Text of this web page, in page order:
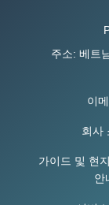
주소: 베트
이
회사
가이드 및 현
안